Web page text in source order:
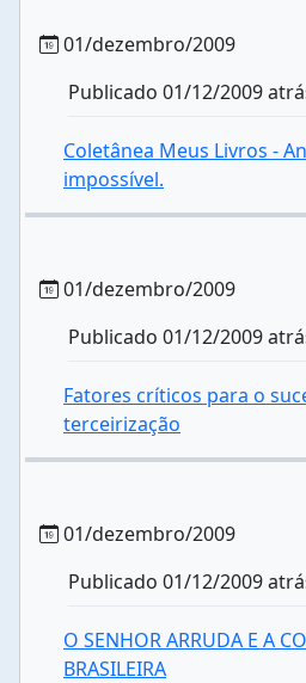
01/dezembro/2009
Publicado 01/12/2009
Coletânea Meus Livros -
impossível.
01/dezembro/2009
Publicado 01/12/2009
Fatores críticos para o
terceirização
01/dezembro/2009
Publicado 01/12/2009
O SENHOR ARRUDA E A
BRASILEIRA